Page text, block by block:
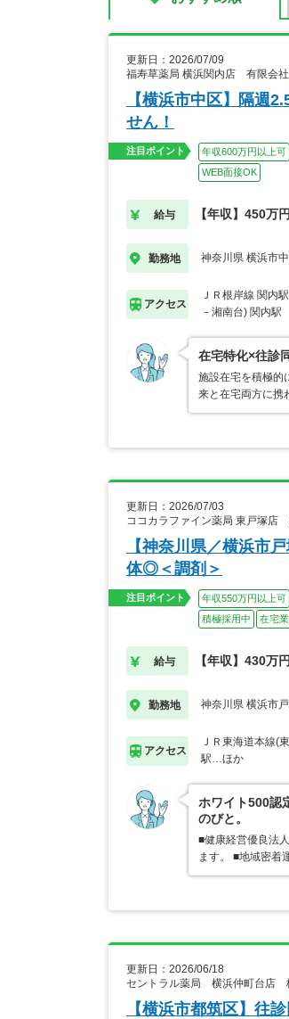
更新日：2026/07/09
福寿草薬局 横浜関内店 有限会
【横浜市中区】隔週
せん！
注目ポイント 年収600万円以上可
WEB面接OK
給与 【年収】450万
勤務地 神奈川県 横浜市
アクセス
ＪＲ根岸線 関内
－湘南台) 関内駅
在宅特化×往診
施設在宅を積極的
来と在宅両方に携
更新日：2026/07/03
ココカラファイン薬局 東戸塚店
【神奈川県／横浜市
体◎＜調剤＞
注目ポイント 年収550万円以上可
積極採用中
在宅
給与 【年収】430万
勤務地 神奈川県 横浜市
アクセス
ＪＲ東海道本線(
駅…ほか
ホワイト500認
のびと。
■健康経営優良法
ます。 ■地域密着
更新日：2026/06/18
セントラル薬局 横浜仲町台店
【横浜市都筑区】往